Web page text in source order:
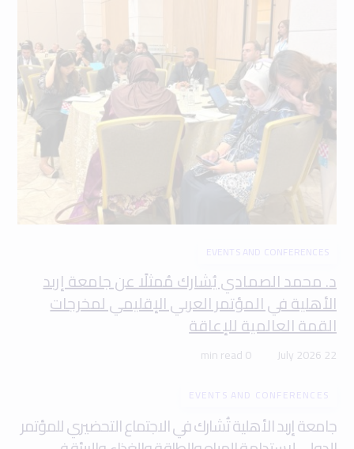
EVENTS AND CONFERENCES
د. محمد الصمادي يُشارك مُمثلًا عن جامعة إربد
الأهلية في المؤتمر العربي الإقليمي لمخرجات
القمة العالمية للإعاقة
22 July 2026
0 min read
EVENTS AND CONFERENCES
جامعة إربد الأهلية تُشارك في الاجتماع التحضيري للمؤتمر